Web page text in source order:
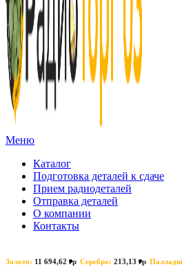
Меню
Каталог
Подготовка деталей к сдаче
Прием радиодеталей
Отправка деталей
О компании
Контакты
Золото: 11 694,62 гр Серебро: 213,13 гр